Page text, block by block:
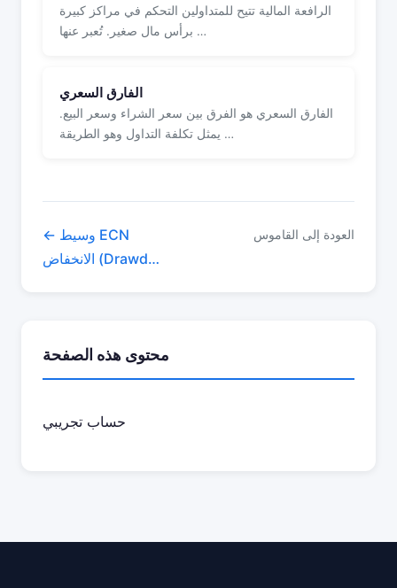
الرافعة المالية تتيح للمتداولين التحكم في مراكز كبيرة
برأس مال صغير. تُعبر عنها …
الفارق السعري
الفارق السعري هو الفرق بين سعر الشراء وسعر البيع.
يمثل تكلفة التداول وهو الطريقة …
← وسيط ECN العودة إلى القاموس
الانخفاض (Drawdown) →
محتوى هذه الصفحة
حساب تجريبي